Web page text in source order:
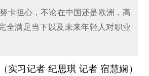
卡担心，不论在中国还是欧洲，高
全满足当下以及未来年轻人对职业
实习记者 纪思琪 记者 宿慧娴）